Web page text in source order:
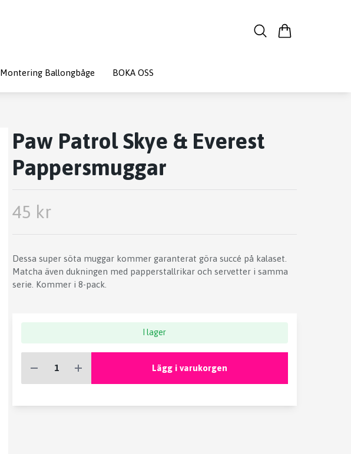
Montering Ballongbåge BOKA OSS
Paw Patrol Skye & Everest
Pappersmuggar
45 kr
Dessa super söta muggar kommer garanterat göra succé på kalaset.
Matcha även dukningen med papperstallrikar och servetter i samma
serie. Kommer i 8-pack.
I lager
Lägg i varukorgen